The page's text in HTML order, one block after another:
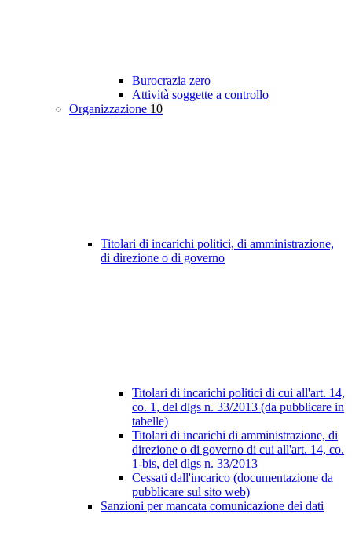
Burocrazia zero
Attività soggette a controllo
Organizzazione 10
Titolari di incarichi politici, di amministrazione,
di direzione o di governo
Titolari di incarichi politici di cui all'art. 14,
co. 1, del dlgs n. 33/2013 (da pubblicare in
tabelle)
Titolari di incarichi di amministrazione, di
direzione o di governo di cui all'art. 14, co.
1-bis, del dlgs n. 33/2013
Cessati dall'incarico (documentazione da
pubblicare sul sito web)
Sanzioni per mancata comunicazione dei dati